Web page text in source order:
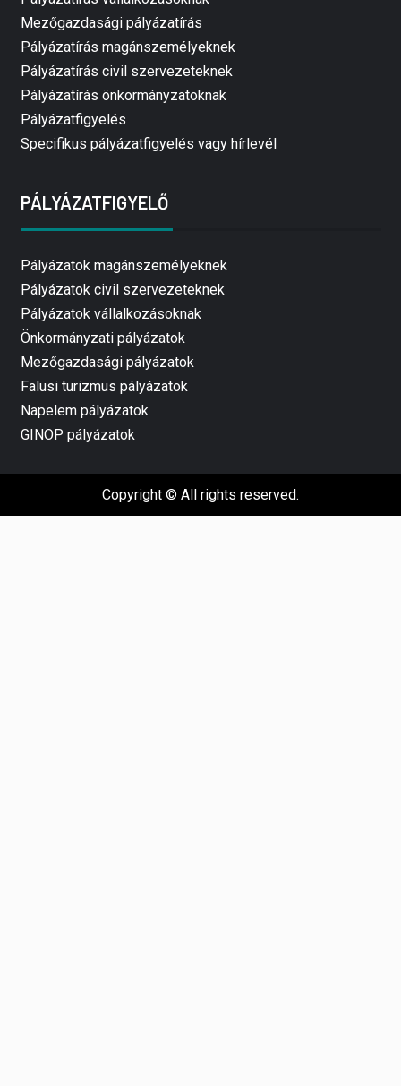
Mezőgazdasági pályázatírás
Pályázatírás magánszemélyeknek
Pályázatírás civil szervezeteknek
Pályázatírás önkormányzatoknak
Pályázatfigyelés
Specifikus pályázatfigyelés vagy hírlevél
PÁLYÁZATFIGYELŐ
Pályázatok magánszemélyeknek
Pályázatok civil szervezeteknek
Pályázatok vállalkozásoknak
Önkormányzati pályázatok
Mezőgazdasági pályázatok
Falusi turizmus pályázatok
Napelem pályázatok
GINOP pályázatok
Copyright © All rights reserved.